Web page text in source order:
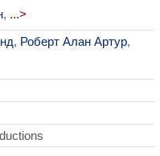
, ...>
, Роберт Алан Артур,